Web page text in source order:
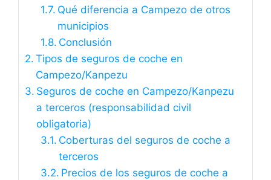
Qué diferencia a Campezo de otros
municipios
Conclusión
Tipos de seguros de coche en
Campezo/Kanpezu
Seguros de coche en Campezo/Kanpezu
a terceros (responsabilidad civil
obligatoria)
Coberturas del seguros de coche a
terceros
Precios de los seguros de coche a